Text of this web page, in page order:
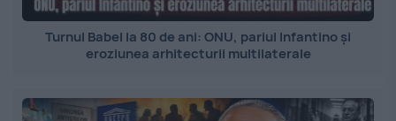
Turnul Babel la 80 de ani: ONU, pariul Infantino și
eroziunea arhitecturii multilaterale